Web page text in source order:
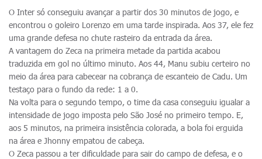
O Inter só conseguiu avançar a partir dos 30 minutos de jogo, e
encontrou o goleiro Lorenzo em uma tarde inspirada. Aos 37, ele fez
uma grande defesa no chute rasteiro da entrada da área.
A vantagem do Zeca na primeira metade da partida acabou
traduzida em gol no último minuto. Aos 44, Manu subiu certeiro no
meio da área para cabecear na cobrança de escanteio de Cadu. Um
testaço para o fundo da rede: 1 a 0.
Na volta para o segundo tempo, o time da casa conseguiu igualar a
intensidade de jogo imposta pelo São José no primeiro tempo. E,
aos 5 minutos, na primeira insistência colorada, a bola foi erguida
na área e Jhonny empatou de cabeça.
O Zeca passou a ter dificuldade para sair do campo de defesa, e o